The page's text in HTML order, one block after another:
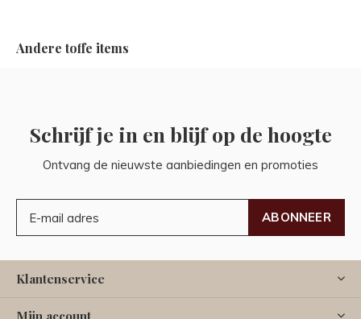
Andere toffe items
Schrijf je in en blijf op de hoogte
Ontvang de nieuwste aanbiedingen en promoties
ABONNEER
Klantenservice
Mijn account